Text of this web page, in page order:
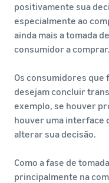
positivamente sua
especialmente ao
ainda mais a tomada
consumidor a comprar.
Os consumidores que
desejam concluir
exemplo, se houver
houver uma interface
alterar sua decisão.
Como a fase de
principalmente na